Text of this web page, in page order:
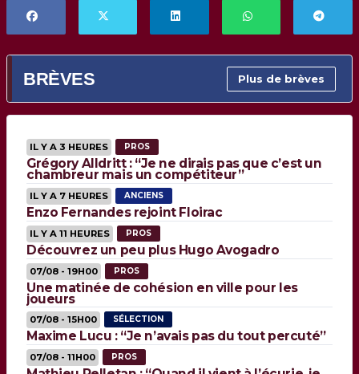
BRÈVES Plus de brèves
IL Y A 3 HEURES PROS
Grégory Alldritt : “Je ne dirais pas que c’est un
chambreur mais un compétiteur”
IL Y A 7 HEURES ANCIENS
Enzo Fernandes rejoint Floirac
IL Y A 11 HEURES PROS
Découvrez un peu plus Hugo Avogadro
07/08 - 19H00 PROS
Une matinée de cohésion en ville pour les
joueurs
07/08 - 15H00 SÉLECTION
Maxime Lucu : “Je n’avais pas du tout percuté”
07/08 - 11H00 PROS